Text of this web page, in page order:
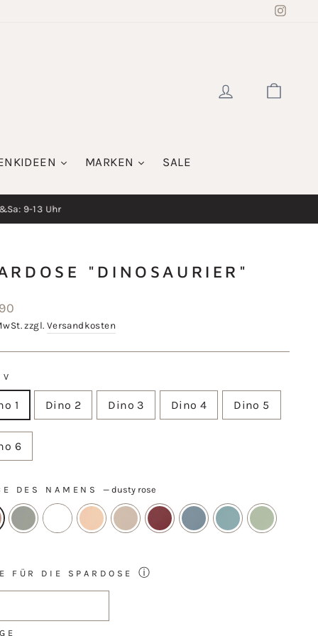
MARKEN SALE
9-13 Uhr
"DINOSAURIER"
zzgl. Versandkosten
1 Dino 2 Dino 3 Dino 4 Dino 5
6
DES NAMENS — dusty rose
FÜR DIE SPARDOSE ⓘ